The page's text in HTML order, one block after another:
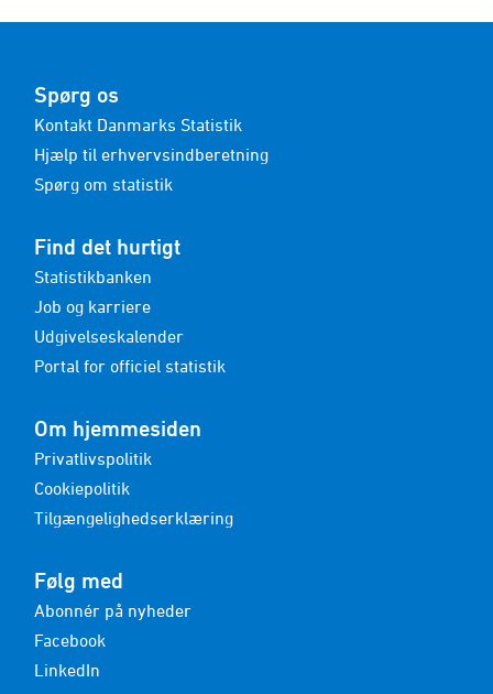
Spørg os
Kontakt Danmarks Statistik
Hjælp til erhvervsindberetning
Spørg om statistik
Find det hurtigt
Statistikbanken
Job og karriere
Udgivelseskalender
Portal for officiel statistik
Om hjemmesiden
Privatlivspolitik
Cookiepolitik
Tilgængelighedserklæring
Følg med
Abonnér på nyheder
Facebook
LinkedIn